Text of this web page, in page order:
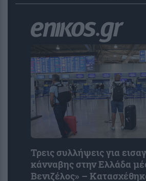
Τρεις συλλήψεις για
κάνναβης στην Ελλάδα
Βενιζέλος» –